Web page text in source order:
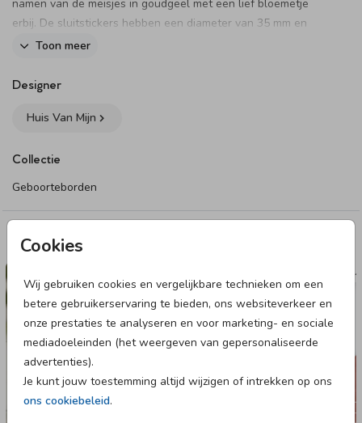
Cookies
Wij gebruiken cookies en vergelijkbare technieken om een
betere gebruikerservaring te bieden, ons websiteverkeer en
onze prestaties te analyseren en voor marketing- en sociale
mediadoeleinden (het weergeven van gepersonaliseerde
advertenties).
Je kunt jouw toestemming altijd wijzigen of intrekken op ons
ons cookiebeleid.
namen van de meisjes in goudgeel met een lief bloemetje
erbij. De sluitstickers hebben een diameter van 35 mm en
worden geleverd op vellen van 25 stuks.
Toon meer
Designer
Huis Van Mijn
Collectie
Geboorteborden
Deze designs vind je misschien ook leuk